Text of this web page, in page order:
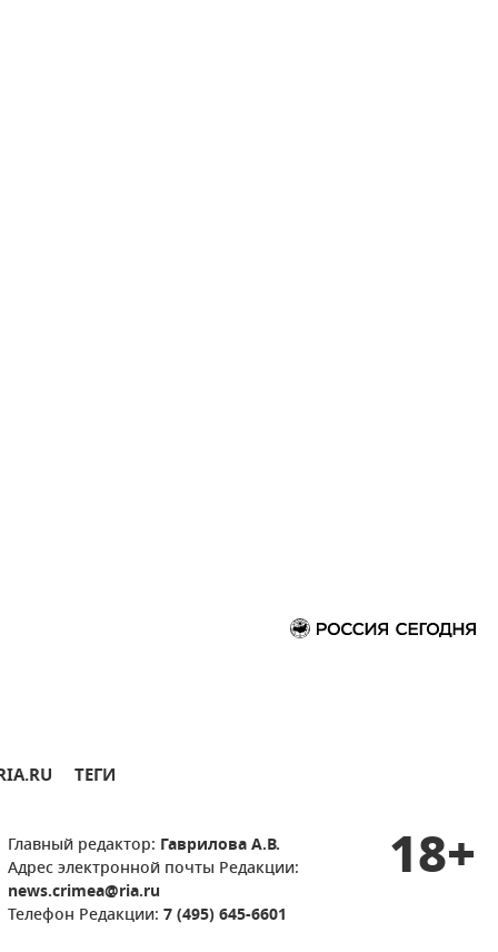
ТЕГИ
Главный редактор: Гаврилова А.В.
Адрес электронной почты Редакции:
news.crimea@ria.ru
Телефон Редакции: 7 (495) 645-6601
18+